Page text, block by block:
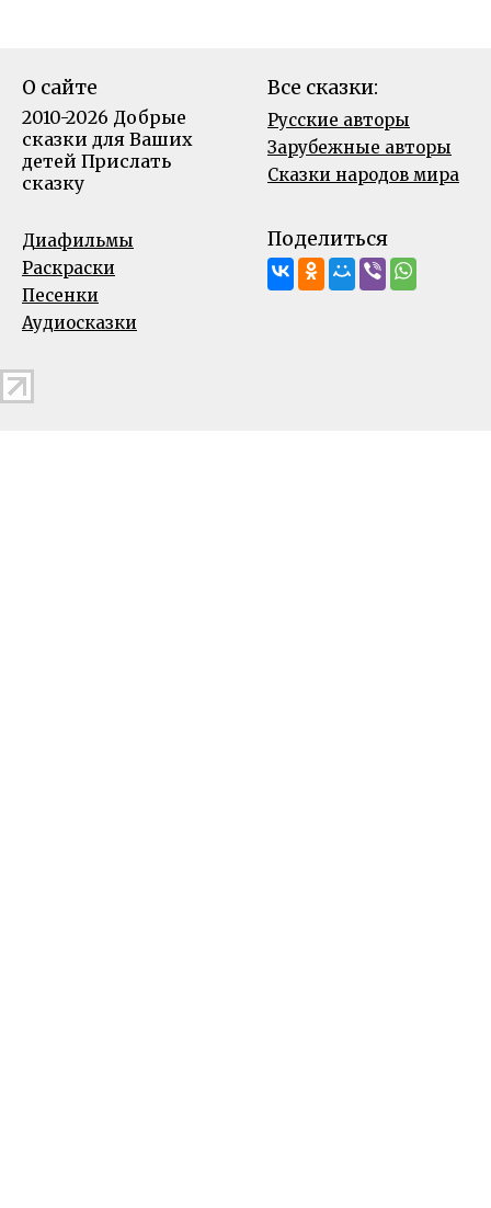
О сайте
2010-2026 Добрые
сказки для Ваших
детей Прислать
сказку
Все сказки:
Русские авторы
Зарубежные авторы
Сказки народов мира
Диафильмы
Раскраски
Песенки
Аудиосказки
Поделиться